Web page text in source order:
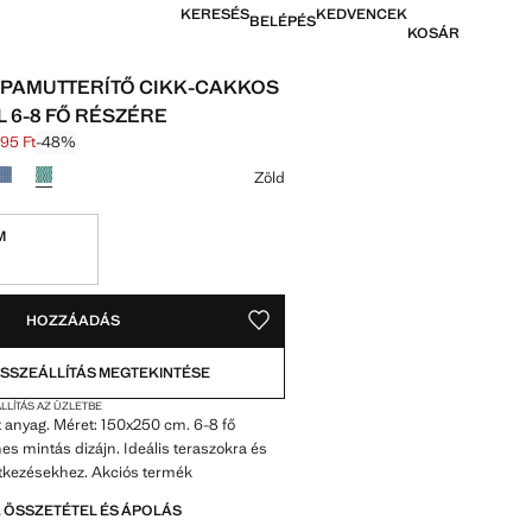
KERESÉSBELÉPÉSKEDVENCEK
KOSÁR
CIKK-CAKKOS
6-8 FŐ RÉSZÉRE
[21 995 Ft ]
495 Ft ]
Ft-48%
Zöld
HOZZÁADÁS MENTÉS A KÍVÁNSÁGLISTÁRA
MEGTEKINTÉSE
AZ ÜZLETBE
Méret: 150x250 cm. 6-8 fő
mintás dizájn. Ideális teraszokra és
Akciós termék
ÉS ÁPOLÁS